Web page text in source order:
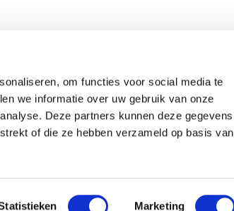
om functies voor social media te
we informatie over uw gebruik van onze
Deze partners kunnen deze gegevens
of die ze hebben verzameld op basis van
Marketing